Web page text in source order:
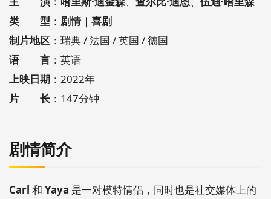
类 型 ： 剧情｜ 喜剧
制片地区 ：瑞典 / 法国 / 英国 / 德国
语 言 ：英语
上映日期 ：2022年
片 长 ：147分钟
剧情简介
Carl 和 Yaya 是一对模特情侣，同时也是社交媒体上的